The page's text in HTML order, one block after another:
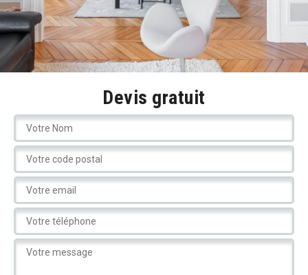
Devis gratuit